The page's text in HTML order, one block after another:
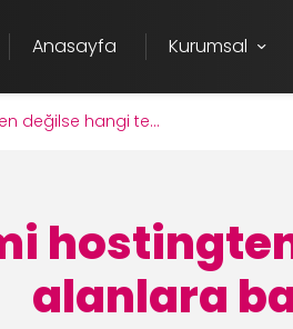
Anasayfa Kurumsal
değilse hangi te...
alanlara